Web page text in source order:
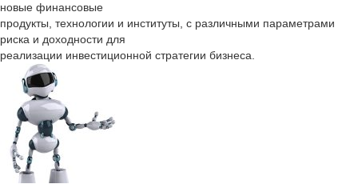
новые финансовые
продукты, технологии и институты, с различными параметрами
риска и доходности для
реализации инвестиционной стратегии бизнеса.